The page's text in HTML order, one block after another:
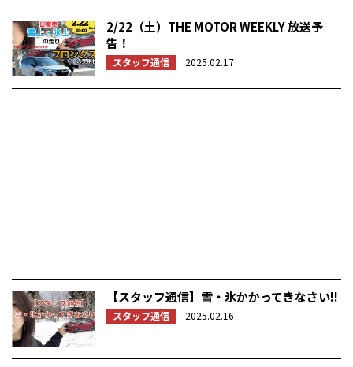
2/22（土）THE MOTOR WEEKLY 放送予
告！
スタッフ通信 2025.02.17
【スタッフ通信】雪・氷かかってきなさい!!
スタッフ通信 2025.02.16